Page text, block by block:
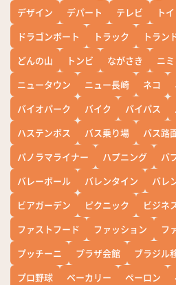
デザイン
デパート テレビ ト
ドラゴンボート
トラック トラン
どんの山
トンビ ながさき ニ
ニュータウン
ニュー長崎 ネコ
バイオパーク
バイク バイパス
ハステンボス
バス乗り場 バス路
パノラマライナー
ハプニング バ
バレーボール
バレンタイン バレ
ビアガーデン
ピクニック ビジネ
ファストフード
ファッション フ
プッチーニ
プラザ会館 ブラジル
プロ野球
ベーカリー ペーロン